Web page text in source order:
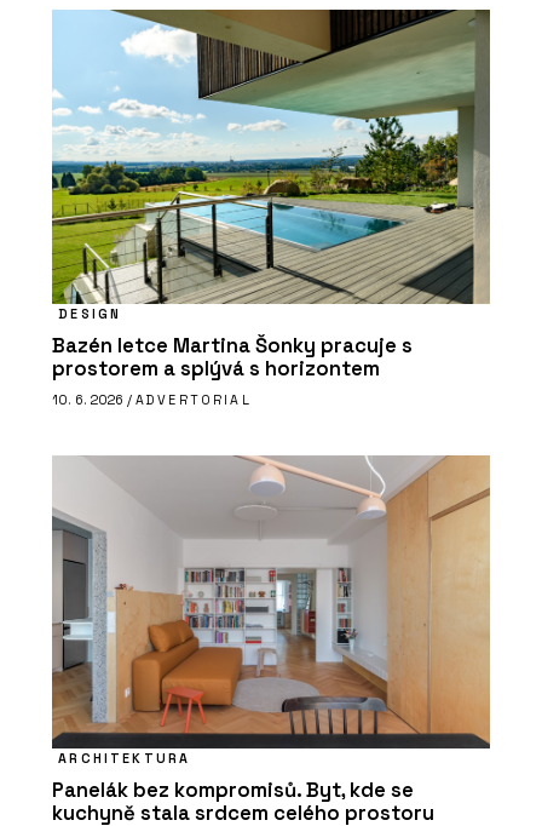
DESIGN
Bazén letce Martina Šonky pracuje s
prostorem a splývá s horizontem
10. 6. 2026 / ADVERTORIAL
ARCHITEKTURA
Panelák bez kompromisů. Byt, kde se
kuchyně stala srdcem celého prostoru